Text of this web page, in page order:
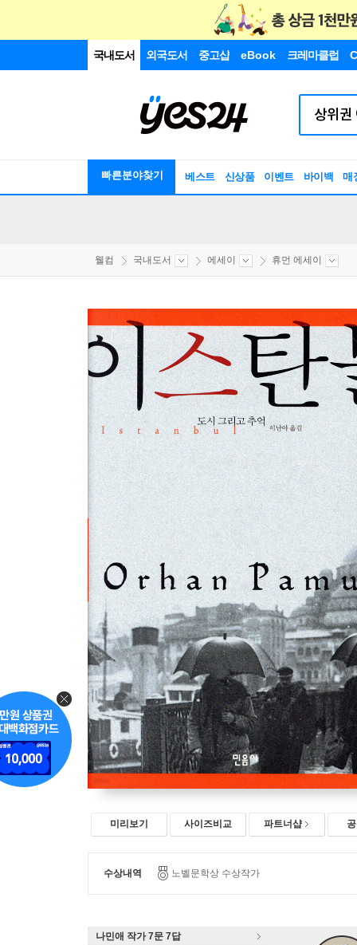
국내도서 외국도서 중고샵 eBook 크레마클럽
빠른분야찾기 베스트 신상품 이벤트 바이백 매
웰컴 국내도서 에세이 휴먼 에세이
미리보기 사이즈비교 파트너샵
수상내역 노벨문학상 수상작가
나민애 작가 7문 7답